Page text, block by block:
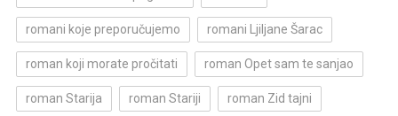
romani koje preporučujemo romani Ljiljane Šarac
roman koji morate pročitati roman Opet sam te sanjao
roman Starija roman Stariji roman Zid tajni